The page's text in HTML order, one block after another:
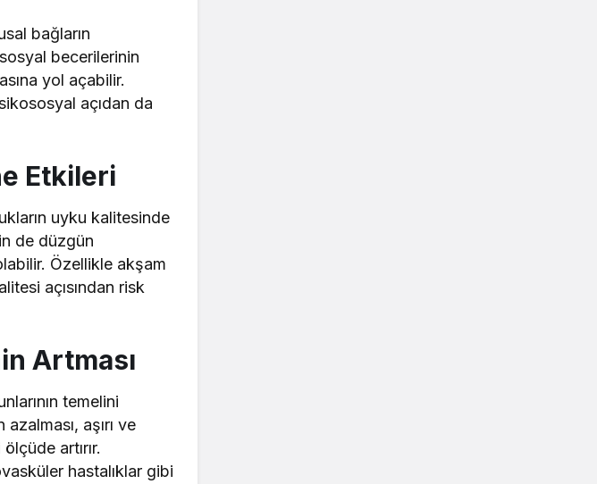
bağların
becerilerinin
yol açabilir.
açıdan da
Etkileri
uyku kalitesinde
de düzgün
Özellikle akşam
açısından risk
Artması
temelini
aşırı ve
artırır.
hastalıklar gibi